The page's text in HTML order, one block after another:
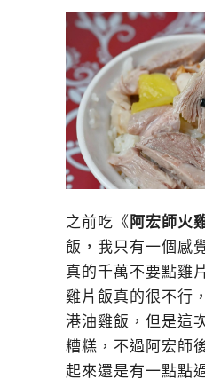
之前吃《 阿宏師火
飯，我只有一個感
真的千萬不要點雞
雞片飯真的很不行
港油雞飯，但是這
糟糕，不過阿宏師
起來還是有一點點